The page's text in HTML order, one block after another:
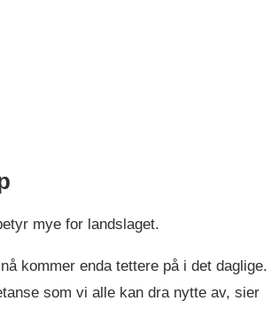
mye for landslaget.
kommer enda tettere på i det daglige.
som vi alle kan dra nytte av, sier